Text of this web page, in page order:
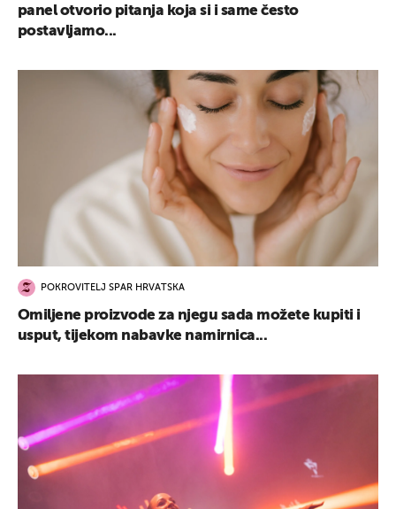
panel otvorio pitanja koja si i same često
postavljamo...
POKROVITELJ SPAR HRVATSKA
Omiljene proizvode za njegu sada možete kupiti i
usput, tijekom nabavke namirnica...